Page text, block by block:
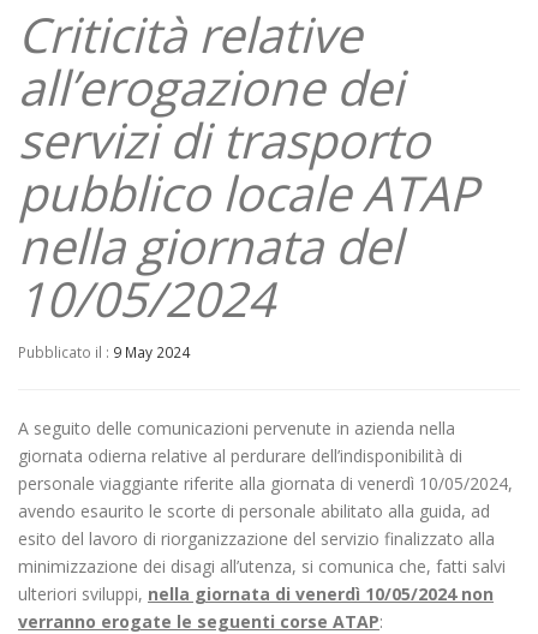
Criticità relative
all’erogazione dei
servizi di trasporto
pubblico locale ATAP
nella giornata del
10/05/2024
Pubblicato il : 9 May 2024
A seguito delle comunicazioni pervenute in azienda nella
giornata odierna relative al perdurare dell’indisponibilità di
personale viaggiante riferite alla giornata di venerdì 10/05/2024,
avendo esaurito le scorte di personale abilitato alla guida, ad
esito del lavoro di riorganizzazione del servizio finalizzato alla
minimizzazione dei disagi all’utenza, si comunica che, fatti salvi
ulteriori sviluppi, nella giornata di venerdì 10/05/2024 non
verranno erogate le seguenti corse ATAP: